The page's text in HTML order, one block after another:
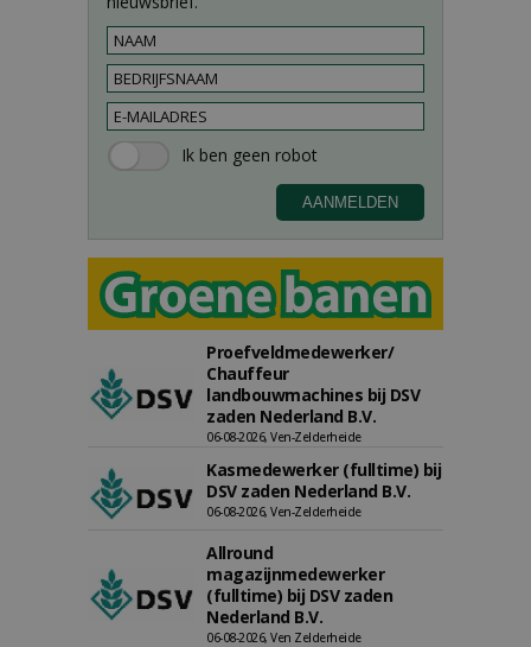
Proefveldmedewerker/
Chauffeur
landbouwmachines bij DSV
zaden Nederland B.V.
06-08-2026, Ven-Zelderheide
Kasmedewerker (fulltime) bij
DSV zaden Nederland B.V.
06-08-2026, Ven-Zelderheide
Allround
magazijnmedewerker
(fulltime) bij DSV zaden
Nederland B.V.
06-08-2026, Ven Zelderheide